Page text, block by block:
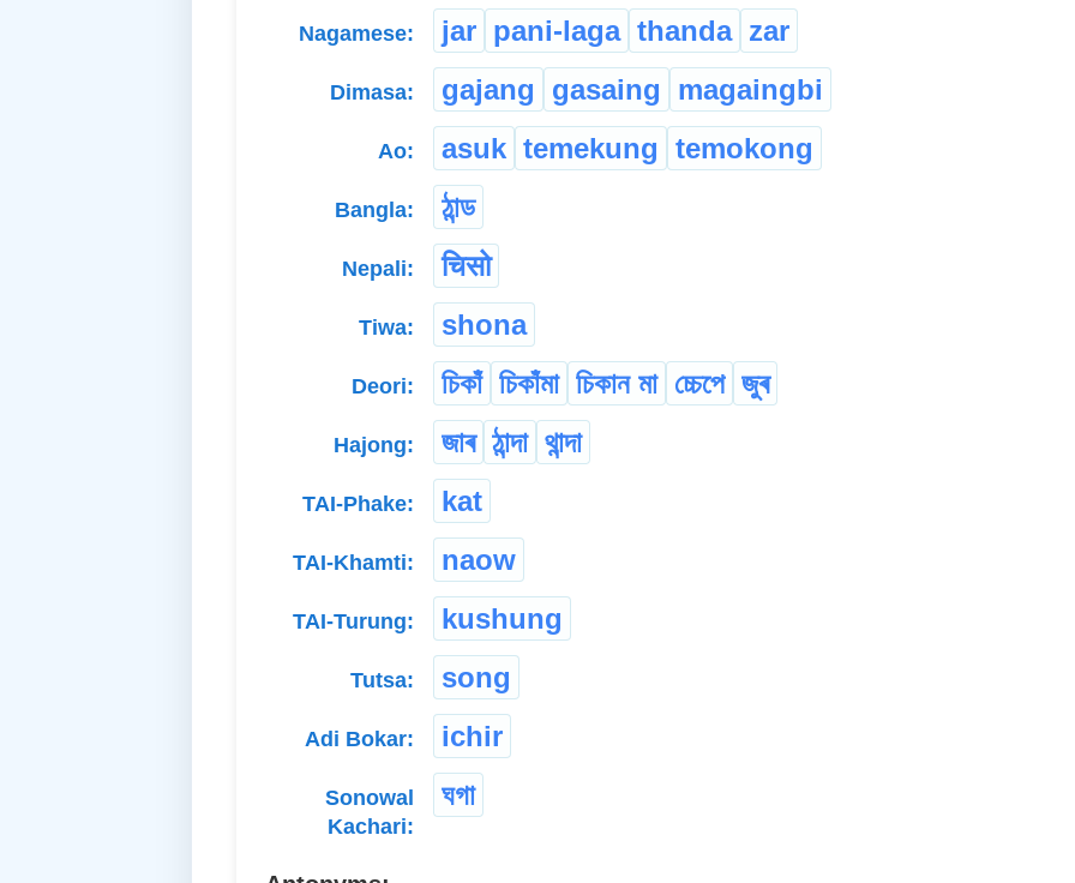
Nagamese: jar pani-laga thanda zar
Dimasa: gajang gasaing magaingbi
Ao: asuk temekung temokong
Bangla: ঠান্ড
Nepali: चिसो
Tiwa: shona
Deori: চিকাঁ চিকাঁমা চিকান মা চ্চেপে জুৰ
Hajong: জাৰ ঠান্দা থান্দা
TAI-Phake: kat
TAI-Khamti: naow
TAI-Turung: kushung
Tutsa: song
Adi Bokar: ichir
Sonowal
Kachari:
ঘগা